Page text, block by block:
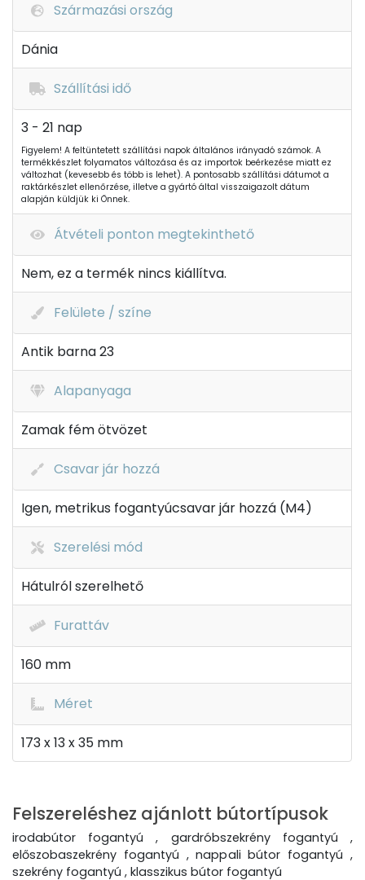
Származási ország
Dánia
Szállítási idő
3 - 21 nap
Figyelem! A feltüntetett szállítási napok általános irányadó számok. A
termékkészlet folyamatos változása és az importok beérkezése miatt ez
változhat (kevesebb és több is lehet). A pontosabb szállítási dátumot a
raktárkészlet ellenőrzése, illetve a gyártó által visszaigazolt dátum
alapján küldjük ki Önnek.
Átvételi ponton megtekinthető
Nem, ez a termék nincs kiállítva.
Felülete / színe
Antik barna 23
Alapanyaga
Zamak fém ötvözet
Csavar jár hozzá
Igen, metrikus fogantyúcsavar jár hozzá (M4)
Szerelési mód
Hátulról szerelhető
Furattáv
160 mm
Méret
173 x 13 x 35 mm
Felszereléshez ajánlott bútortípusok
irodabútor fogantyú , gardróbszekrény fogantyú ,
előszobaszekrény fogantyú , nappali bútor fogantyú ,
szekrény fogantyú , klasszikus bútor fogantyú